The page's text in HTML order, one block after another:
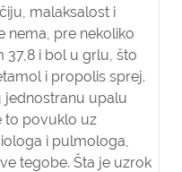
malaksalost i
nema, pre nekoliko
37,8 i bol u grlu, što
i propolis sprej.
jednostranu upalu
to povuklo uz
i pulmologa,
tegobe. Šta je uzrok